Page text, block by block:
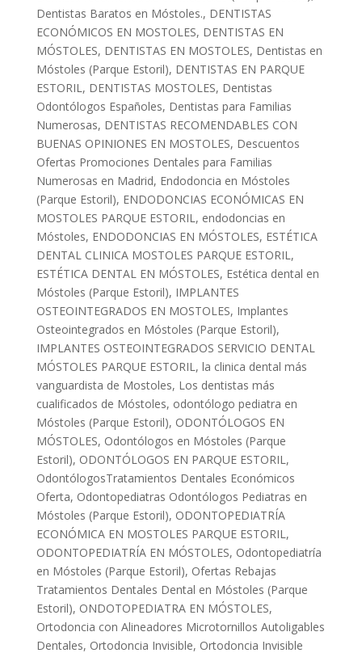
Dentistas Baratos en Móstoles., DENTISTAS
ECONÓMICOS EN MOSTOLES, DENTISTAS EN
MÓSTOLES, DENTISTAS EN MOSTOLES, Dentistas en
Móstoles (Parque Estoril), DENTISTAS EN PARQUE
ESTORIL, DENTISTAS MOSTOLES, Dentistas
Odontólogos Españoles, Dentistas para Familias
Numerosas, DENTISTAS RECOMENDABLES CON
BUENAS OPINIONES EN MOSTOLES, Descuentos
Ofertas Promociones Dentales para Familias
Numerosas en Madrid, Endodoncia en Móstoles
(Parque Estoril), ENDODONCIAS ECONÓMICAS EN
MOSTOLES PARQUE ESTORIL, endodoncias en
Móstoles, ENDODONCIAS EN MÓSTOLES, ESTÉTICA
DENTAL CLINICA MOSTOLES PARQUE ESTORIL,
ESTÉTICA DENTAL EN MÓSTOLES, Estética dental en
Móstoles (Parque Estoril), IMPLANTES
OSTEOINTEGRADOS EN MOSTOLES, Implantes
Osteointegrados en Móstoles (Parque Estoril),
IMPLANTES OSTEOINTEGRADOS SERVICIO DENTAL
MÓSTOLES PARQUE ESTORIL, la clinica dental más
vanguardista de Mostoles, Los dentistas más
cualificados de Móstoles, odontólogo pediatra en
Móstoles (Parque Estoril), ODONTÓLOGOS EN
MÓSTOLES, Odontólogos en Móstoles (Parque
Estoril), ODONTÓLOGOS EN PARQUE ESTORIL,
OdontólogosTratamientos Dentales Económicos
Oferta, Odontopediatras Odontólogos Pediatras en
Móstoles (Parque Estoril), ODONTOPEDIATRÍA
ECONÓMICA EN MOSTOLES PARQUE ESTORIL,
ODONTOPEDIATRÍA EN MÓSTOLES, Odontopediatría
en Móstoles (Parque Estoril), Ofertas Rebajas
Tratamientos Dentales Dental en Móstoles (Parque
Estoril), ONDOTOPEDIATRA EN MÓSTOLES,
Ortodoncia con Alineadores Microtornillos Autoligables
Dentales, Ortodoncia Invisible, Ortodoncia Invisible